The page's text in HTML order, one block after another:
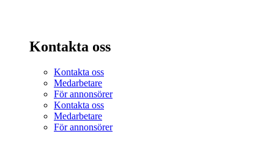
Kontakta oss
Kontakta oss
Medarbetare
För annonsörer
Kontakta oss
Medarbetare
För annonsörer